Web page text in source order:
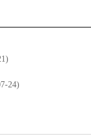
24)